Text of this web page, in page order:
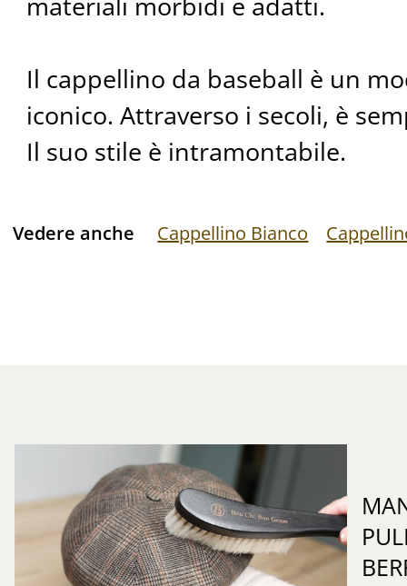
Il cappellino da baseball è un
iconico. Attraverso i secoli, è
Il suo stile è intramontabile.
Vedere anche Cappellino Bianco